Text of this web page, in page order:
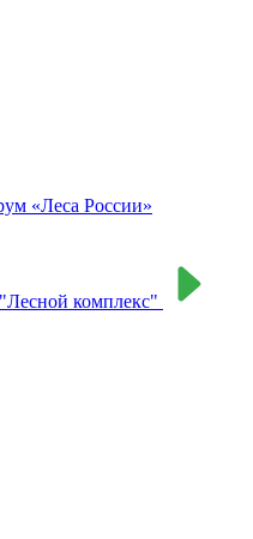
«Леса России»
комплекс"